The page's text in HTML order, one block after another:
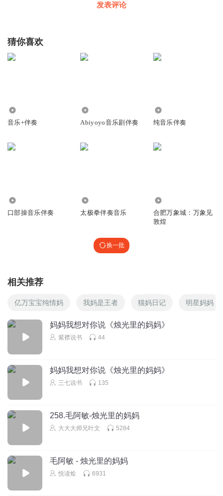
发表评论
猜你喜欢
音乐+伴奏 Abiyoyo音乐剧伴奏 纯音乐伴奏
口部操音乐伴奏 太极拳伴奏音乐
合肥万象城：万象见
敦煌
换一批
相关推荐
亿万宝宝纯情妈 我妈是王者 猫妈日记 明星妈妈
妈妈我想对你说《烛光里的妈妈》
紫襟说书 44
妈妈我想对你说《烛光里的妈妈》
三七说书 135
258.毛阿敏-烛光里的妈妈
大大大师兄叶文 5284
毛阿敏 - 烛光里的妈妈
悦读烩 6931